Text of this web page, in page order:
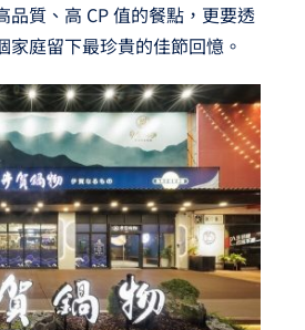
品質、高 CP 值的餐點，更要透
家庭留下最珍貴的佳節回憶。